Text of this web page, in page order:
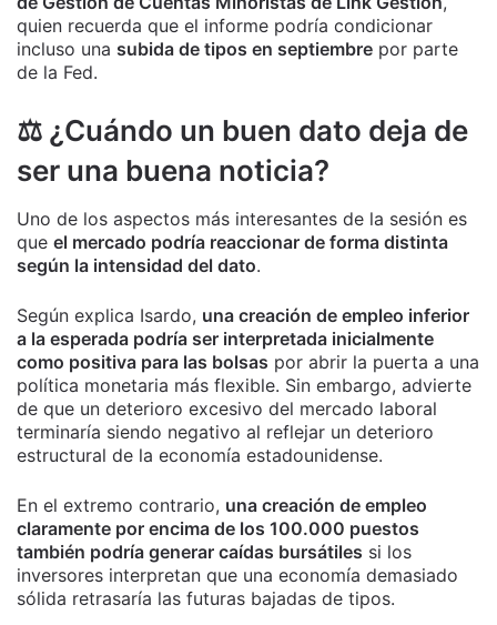
quien recuerda que el informe podría condicionar
incluso una subida de tipos en septiembre por parte
de la Fed.
⚖️ ¿Cuándo un buen dato deja de
ser una buena noticia?
Uno de los aspectos más interesantes de la sesión es
que el mercado podría reaccionar de forma distinta
según la intensidad del dato.
Según explica Isardo, una creación de empleo inferior
a la esperada podría ser interpretada inicialmente
como positiva para las bolsas por abrir la puerta a una
política monetaria más flexible. Sin embargo, advierte
de que un deterioro excesivo del mercado laboral
terminaría siendo negativo al reflejar un deterioro
estructural de la economía estadounidense.
En el extremo contrario, una creación de empleo
claramente por encima de los 100.000 puestos
también podría generar caídas bursátiles si los
inversores interpretan que una economía demasiado
sólida retrasaría las futuras bajadas de tipos.